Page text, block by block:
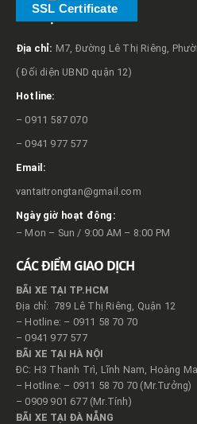
SSL Certificate
VỀ TRỌNG TẤN
Địa chỉ: M7, Đường Lê Thị Riêng,
( Đối diện UBND quận 12)
Hotline:
– 0911 587 070
– 0941 977 577
Email:
vantaitrongtan@gmail.com
Ngày giờ hoạt động:
– Mon – Sun / 9:00 AM – 8:00 PM
CÁC ĐIỂM GIAO DỊCH
BÃI XE TẠI TP.HCM
Địa chỉ: 789 Lê Thị Riêng, Quận 12
– Hotline: – 0911 58 70 70
– 0941 977 577
BÃI XE TẠI HÀ NỘI
ĐC: H3 Thanh Trì, Lĩnh Nam, Hoàng
– Hotline: – 0911 58 70 70 (Mr.Tưởng)
– 0909 901 677 (Mr.Tính)
BÃI XE TẠI ĐÀ NẴNG